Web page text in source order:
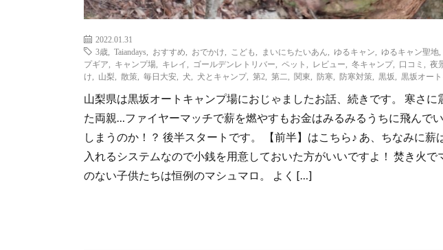
2022.01.31
3歳
Taiandays おすすめ おでかけ こども まいにちたいあん ゆるキャン ゆるキャン聖地
プギア
キャンプ場 キレイ ゴールデンレトリバー ペット レビュー 冬キャンプ, 口コミ 夜
け
山梨 散策 毎日大安 犬 犬とキャンプ, 第2 第二 関東 防寒 防寒対策 黒坂 黒坂オー
山梨県は黒坂オートキャンプ場におじゃましたお話、続きです。 寒さに
た両親…ファイヤーマッチで薪を燃やすもお金はみるみるうちに飛んで
しまうのか！？ 後半スタートです。 【前半】はこちら♪ あ、ちなみに薪
入れるシステムなので小銭を用意しておいた方がいいですよ！ 焚き火で
のない子供たちは恒例のマシュマロ。 よく […]